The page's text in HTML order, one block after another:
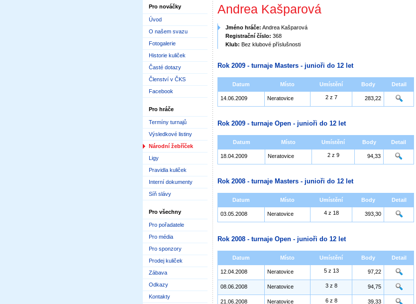
Pro nováčky
Úvod
O našem svazu
Fotogalerie
Historie kuliček
Časté dotazy
Členství v ČKS
Facebook
Pro hráče
Termíny turnajů
Výsledkové listiny
Národní žebříček
Ligy
Pravidla kuliček
Interní dokumenty
Síň slávy
Pro všechny
Pro pořadatele
Pro média
Pro sponzory
Prodej kuliček
Zábava
Odkazy
Kontakty
Andrea Kašparová
Jméno hráče: Andrea Kašparová
Registrační číslo: 368
Klub: Bez klubové příslušnosti
Rok 2009 - turnaje Masters - junioři do 12 let
Datum Místo Umístění Body Detail
14.06.2009 Neratovice 2 z 7 283,22
Rok 2009 - turnaje Open - junioři do 12 let
Datum Místo Umístění Body Detail
18.04.2009 Neratovice 2 z 9 94,33
Rok 2008 - turnaje Masters - junioři do 12 let
Datum Místo Umístění Body Detail
03.05.2008 Neratovice 4 z 18 393,30
Rok 2008 - turnaje Open - junioři do 12 let
Datum Místo Umístění Body Detail
12.04.2008 Neratovice 5 z 13 97,22
08.06.2008 Neratovice 3 z 8 94,75
21.06.2008 Neratovice 6 z 8 39,33